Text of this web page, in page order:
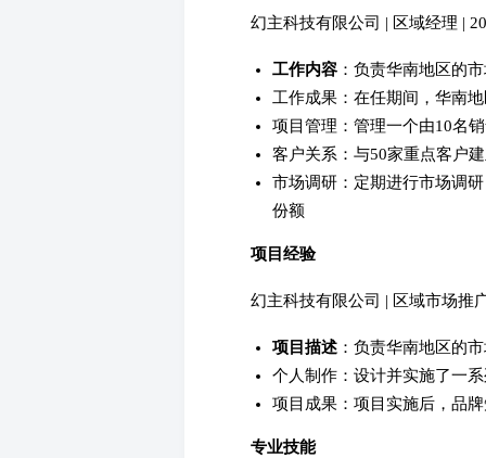
幻主科技有限公司 | 区域经理 |
工作内容 ：负责华南地区的
工作成果：在任期间，华南
项目管理：管理一个由10名
客户关系：与50家重点客户
市场调研：定期进行市场调
份额
项目经验
幻主科技有限公司 | 区域市场推
项目描述 ：负责华南地区的
个人制作：设计并实施了一
项目成果：项目实施后，品
专业技能